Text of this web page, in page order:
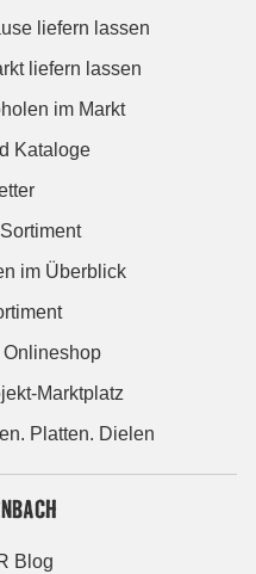
liefern lassen
liefern lassen
im Markt
Kataloge
im Überblick
Onlineshop
Marktplatz
Platten. Dielen
Blog